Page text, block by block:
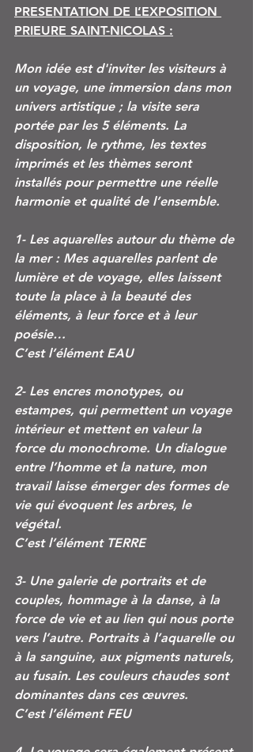
PRESENTATION DE L’EXPOSITION
PRIEURE SAINT-NICOLAS :
Mon idée est d'inviter les visiteurs à
un voyage, une immersion dans mon
univers artistique ; la visite sera
portée par les 5 éléments. La
disposition, le rythme, les textes
imprimés et les thèmes seront
installés pour permettre une réelle
harmonie et qualité de l’ensemble.
1- Les aquarelles autour du thème de
la mer : Mes aquarelles parlent de
lumière et de voyage, elles laissent
toute la place à la beauté des
éléments, à leur force et à leur
poésie…
C’est l’élément EAU
2- Les encres monotypes, ou
estampes, qui permettent un voyage
intérieur et mettent en valeur la
force du monochrome. Un dialogue
entre l’homme et la nature, mon
travail laisse émerger des formes de
vie qui évoquent les arbres, le
végétal.
C’est l’élément TERRE
3- Une galerie de portraits et de
couples, hommage à la danse, à la
force de vie et au lien qui nous porte
vers l’autre. Portraits à l’aquarelle ou
à la sanguine, aux pigments naturels,
au fusain. Les couleurs chaudes sont
dominantes dans ces œuvres.
C’est l’élément FEU